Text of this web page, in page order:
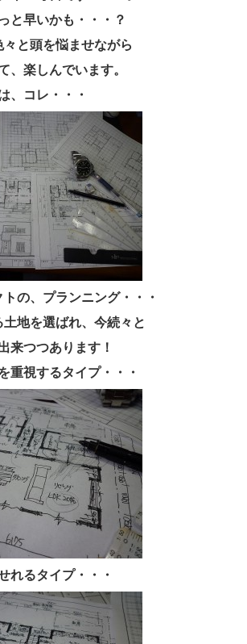
と早いかも・・・？
々と頭を悩ませながら
、楽しんでいます。
、コレ・・・
の、プランニング・・・
地を選ばれ、今続々と
来つつあります！
重視するタイプ・・・
れるタイプ・・・